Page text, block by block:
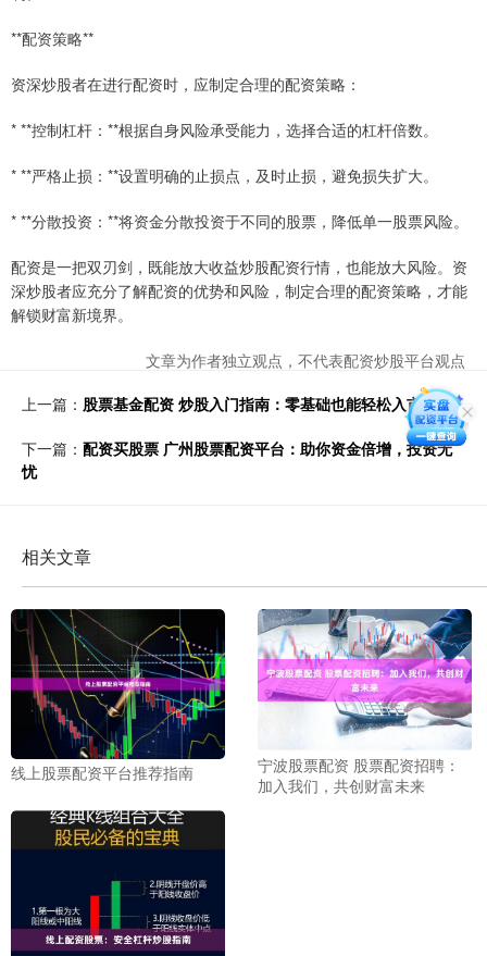
**配资策略**
资深炒股者在进行配资时，应制定合理的配资策略：
* **控制杠杆：**根据自身风险承受能力，选择合适的杠杆倍数。
* **严格止损：**设置明确的止损点，及时止损，避免损失扩大。
* **分散投资：**将资金分散投资于不同的股票，降低单一股票风险。
配资是一把双刃剑，既能放大收益炒股配资行情，也能放大风险。资
深炒股者应充分了解配资的优势和风险，制定合理的配资策略，才能
解锁财富新境界。
文章为作者独立观点，不代表配资炒股平台观点
上一篇： 股票基金配资 炒股入门指南：零基础也能轻松入市
下一篇： 配资买股票 广州股票配资平台：助你资金倍增，投资无
忧
相关文章
线上股票配资平台推荐指南
宁波股票配资 股票配资招聘：
加入我们，共创财富未来